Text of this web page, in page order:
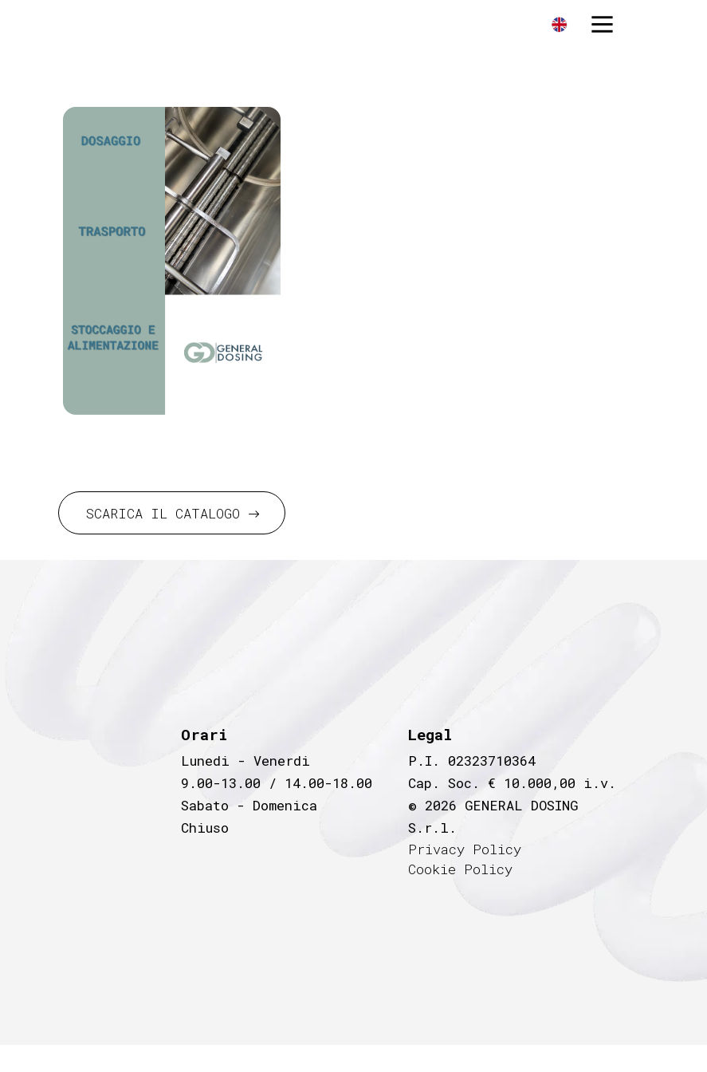
SCARICA IL CATALOGO
Orari
Lunedi - Venerdi
9.00-13.00 / 14.00-18.00
Sabato - Domenica
Chiuso
Legal
P.I. 02323710364
Cap. Soc. € 10.000,00 i.v.
© 2026 GENERAL DOSING
S.r.l.
Privacy Policy
Cookie Policy